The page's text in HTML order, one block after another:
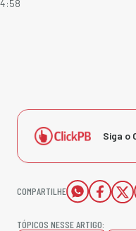
Siga o
COMPARTILHE
TÓPICOS NESSE ARTIGO: